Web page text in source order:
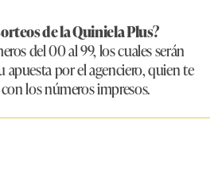
de la Quiniela Plus?
del 00 al 99, los cuales serán
por el agenciero, quien te
los números impresos.